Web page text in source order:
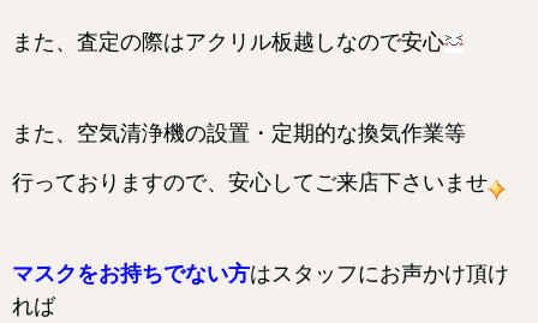
また、査定の際はアクリル板越しなので安心
また、空気清浄機の設置・定期的な換気作業等
行っておりますので、安心してご来店下さいませ
マスクをお持ちでない方はスタッフにお声かけ頂け
れば